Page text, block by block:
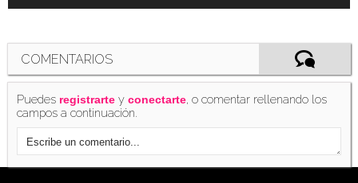
COMENTARIOS
Puedes registrarte yconectarte, o comentar rellenando los
campos a continuación.